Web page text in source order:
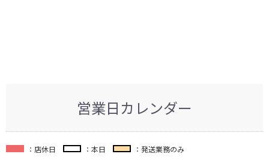
営業日カレンダー
：店休日 ：本日 ：発送業務のみ